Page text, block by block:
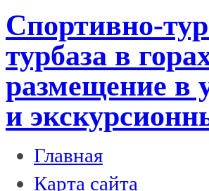
Спортивно-
турбаза в
размещение в
и
Главная
Карта сайта